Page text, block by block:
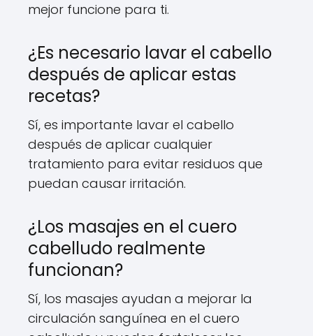
mejor funcione para ti.
¿Es necesario lavar el cabello
después de aplicar estas
recetas?
Sí, es importante lavar el cabello
después de aplicar cualquier
tratamiento para evitar residuos que
puedan causar irritación.
¿Los masajes en el cuero
cabelludo realmente
funcionan?
Sí, los masajes ayudan a mejorar la
circulación sanguínea en el cuero